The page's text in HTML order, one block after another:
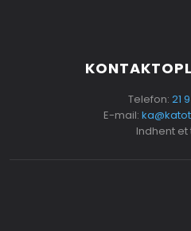
Telefon: 21
E-mail:
Indhent et